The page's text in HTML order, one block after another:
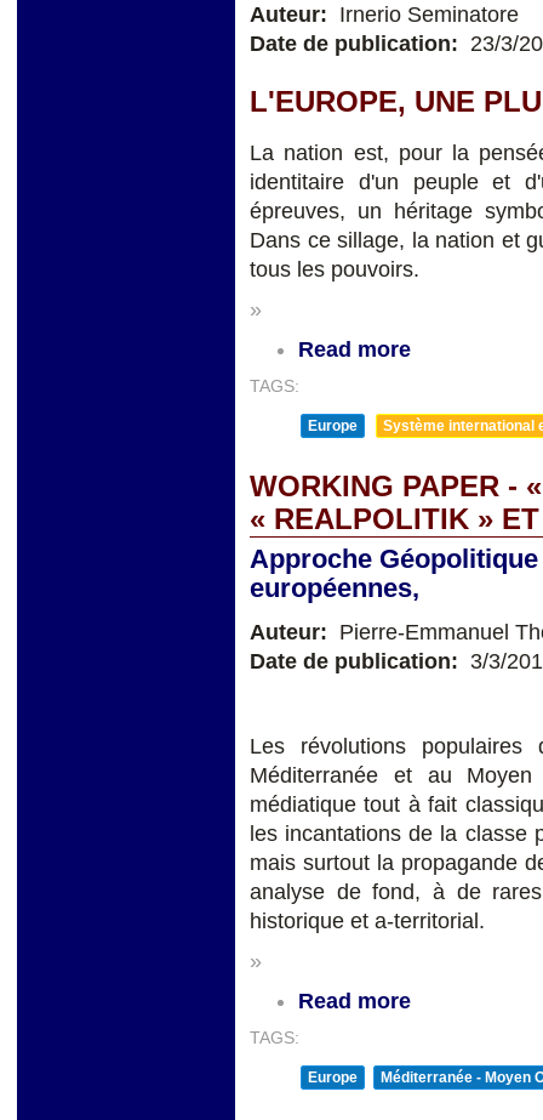
Auteur: Irnerio Seminatore
Date de publication: 23/3/
L'EUROPE, UNE
La nation est, pour la
identitaire d'un peuple et
épreuves, un héritage
Dans ce sillage, la nation et
tous les pouvoirs.
»
Read more
TAGS:
Europe Système international
WORKING PAPER -
« REALPOLITIK »
Approche
européennes,
Auteur: Pierre-Emmanuel
Date de publication: 3/3/
Les révolutions
Méditerranée et au
médiatique tout à fait
les incantations de la classe
mais surtout la propagande
analyse de fond, à de
historique et a-territorial.
»
Read more
TAGS:
Europe Méditerranée - Moyen